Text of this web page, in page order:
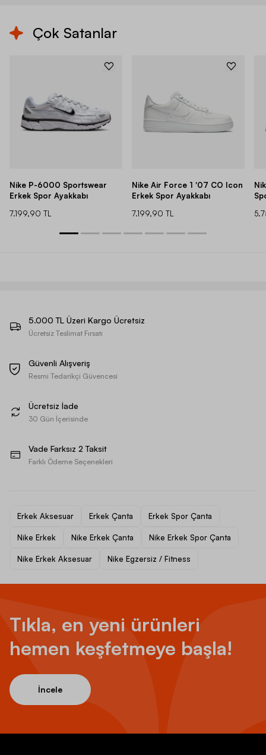
Çok Satanlar
Nike P-6000 Sportswear
Erkek Spor Ayakkabı
7.199,90 TL
Nike Air Force 1 '07 CO Icon
Erkek Spor Ayakkabı
7.199,90 TL
5.000 TL Üzeri Kargo Ücretsiz
Ücretsiz Teslimat Fırsatı
Güvenli Alışveriş
Resmi Tedarikçi Güvencesi
Ücretsiz İade
30 Gün İçerisinde
Vade Farksız 2 Taksit
Farklı Ödeme Seçenekleri
Erkek Aksesuar Erkek Çanta Erkek Spor Çanta
Nike Erkek Nike Erkek Çanta Nike Erkek Spor Çanta
Nike Erkek Aksesuar Nike Egzersiz / Fitness
Tıkla, en yeni ürünleri
hemen keşfetmeye başla!
İncele